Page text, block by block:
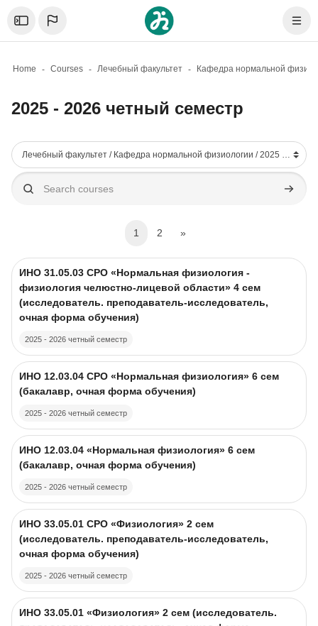
Откройте боковую панель
Home Courses Лечебный факультет Кафедра нормальной
2025 - 2026 четный семестр
Blocks
Course categories
Search courses
1(current)
2 »
Next page
Course image
Course name
ИНО 31.05.03 CPO «Нормальная физиология -
физиология челюстно-лицевой области» 4 сем
(исследователь. преподаватель-исследователь,
очная форма обучения)
2025 - 2026 четный семестр
Course image
Course name
ИНО 12.03.04 CPO «Нормальная физиология» 6 сем
(бакалавр, очная форма обучения)
2025 - 2026 четный семестр
Course image
Course name
ИНО 12.03.04 «Нормальная физиология» 6 сем
(бакалавр, очная форма обучения)
2025 - 2026 четный семестр
Course image
Course name
ИНО 33.05.01 CPO «Физиология» 2 сем
(исследователь. преподаватель-исследователь,
очная форма обучения)
2025 - 2026 четный семестр
Course image
Course name
ИНО 33.05.01 «Физиология» 2 сем (исследователь.